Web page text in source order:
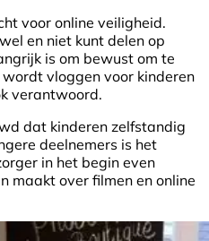
voor online veiligheid.
en niet kunt delen op
is om bewust om te
vloggen voor kinderen
verantwoord.
dat kinderen zelfstandig
deelnemers is het
in het begin even
maakt over filmen en online